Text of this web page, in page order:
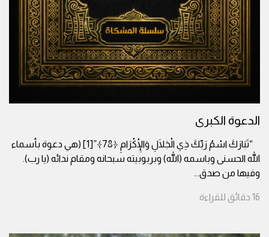
الدعوة الكبرى
“تَبَارَكَ اسْمُ رَبِّكَ ذِي الْجَلَالِ وَالْإِكْرَامِ ﴿78﴾”[1] (هي دعوة بأسماء
الله الحسنى وباسمه (الله) وبربوبيته سبحانه ومقام ندائه (يا رب).
وفيها من صدق...
16 دقائق للقراءة